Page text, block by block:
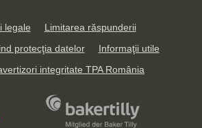
legale
Limitarea răspunderii
protecţia datelor
Informaţii utile
integritate TPA România